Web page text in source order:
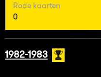
Rode kaarten
0
1982-1983